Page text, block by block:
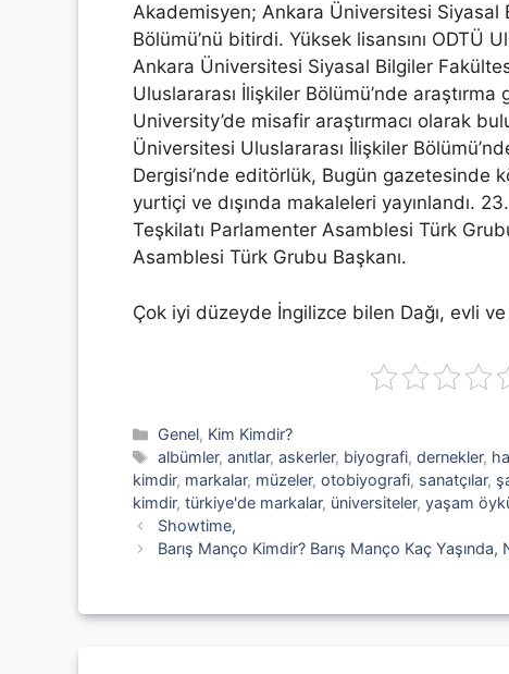
Akademisyen; Ankara Üniversitesi Siyasal
Bölümü’nü bitirdi. Yüksek lisansını ODTÜ
Ankara Üniversitesi Siyasal Bilgiler
Uluslararası İlişkiler Bölümü’nde
University’de misafir araştırmacı olarak
Üniversitesi Uluslararası İlişkiler
Dergisi’nde editörlük, Bugün gazetesinde
yurtiçi ve dışında makaleleri yayınlandı.
Teşkilatı Parlamenter Asamblesi Türk
Asamblesi Türk Grubu Başkanı.
Çok iyi düzeyde İngilizce bilen Dağı, evli
Kategoriler
Genel, Kim Kimdir?
Etiketler
albümler,anıtlar,askerler, biyografi,dernekler,
kimdir, markalar, müzeler, otobiyografi, sanatçılar,
kimdir, türkiye'de markalar, üniversiteler, yaşam
Showtime,
Barış Manço Kimdir? Barış Manço Kaç Yaşında,